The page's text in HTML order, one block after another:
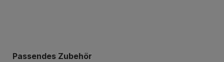
Produktgalerie überspringen
Passendes Zubehör